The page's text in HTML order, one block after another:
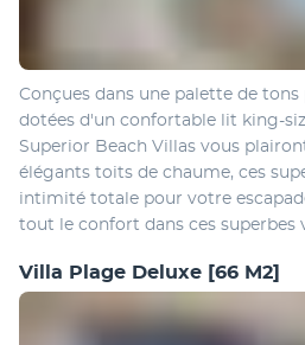
Conçues dans une palette de tons
dotées d'un confortable lit king-
Superior Beach Villas vous
élégants toits de chaume, ces
intimité totale pour votre
tout le confort dans ces superbes
Villa Plage Deluxe [66 M2]